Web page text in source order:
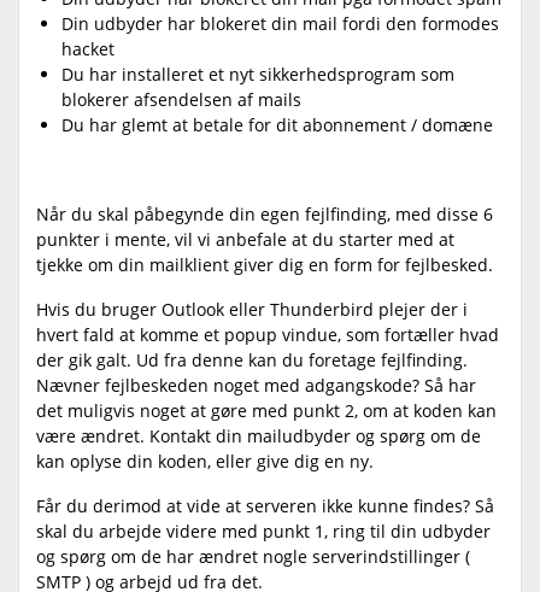
Din udbyder har blokeret din mail fordi den formodes
hacket
Du har installeret et nyt sikkerhedsprogram som
blokerer afsendelsen af mails
Du har glemt at betale for dit abonnement / domæne
Når du skal påbegynde din egen fejlfinding, med disse 6
punkter i mente, vil vi anbefale at du starter med at
tjekke om din mailklient giver dig en form for fejlbesked.
Hvis du bruger Outlook eller Thunderbird plejer der i
hvert fald at komme et popup vindue, som fortæller hvad
der gik galt. Ud fra denne kan du foretage fejlfinding.
Nævner fejlbeskeden noget med adgangskode? Så har
det muligvis noget at gøre med punkt 2, om at koden kan
være ændret. Kontakt din mailudbyder og spørg om de
kan oplyse din koden, eller give dig en ny.
Får du derimod at vide at serveren ikke kunne findes? Så
skal du arbejde videre med punkt 1, ring til din udbyder
og spørg om de har ændret nogle serverindstillinger (
SMTP ) og arbejd ud fra det.